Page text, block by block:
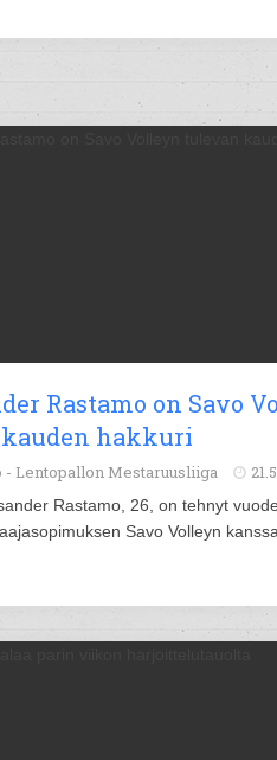
Rastamo on Savo
hakkuri
- Lentopallon Mestaruusliiga
Rastamo, 26, on tehnyt
Savo Volleyn kanssa.